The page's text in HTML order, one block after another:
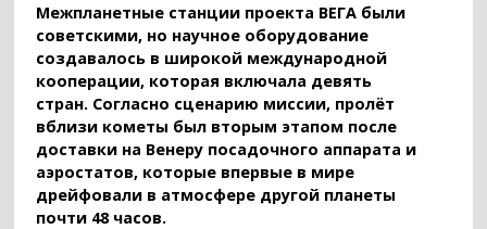
Межпланетные станции проекта ВЕГА были
советскими, но научное оборудование
создавалось в широкой международной
кооперации, которая включала девять
стран. Согласно сценарию миссии, пролёт
вблизи кометы был вторым этапом после
доставки на Венеру посадочного аппарата и
аэростатов, которые впервые в мире
дрейфовали в атмосфере другой планеты
почти 48 часов.